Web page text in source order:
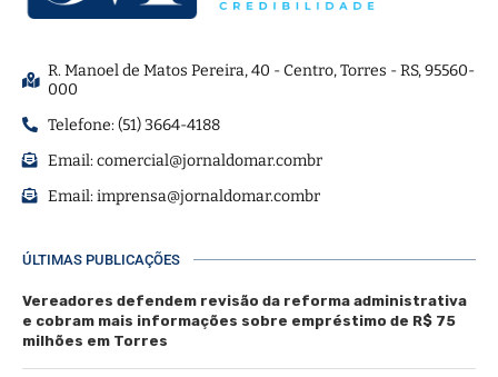
R. Manoel de Matos Pereira, 40 - Centro, Torres - RS, 95560-
000
Telefone: (51) 3664-4188
Email:comercial@jornaldomar.combr
Email:imprensa@jornaldomar.combr
ÚLTIMAS PUBLICAÇÕES
Vereadores defendem revisão da reforma administrativa
e cobram mais informações sobre empréstimo de R$ 75
milhões em Torres